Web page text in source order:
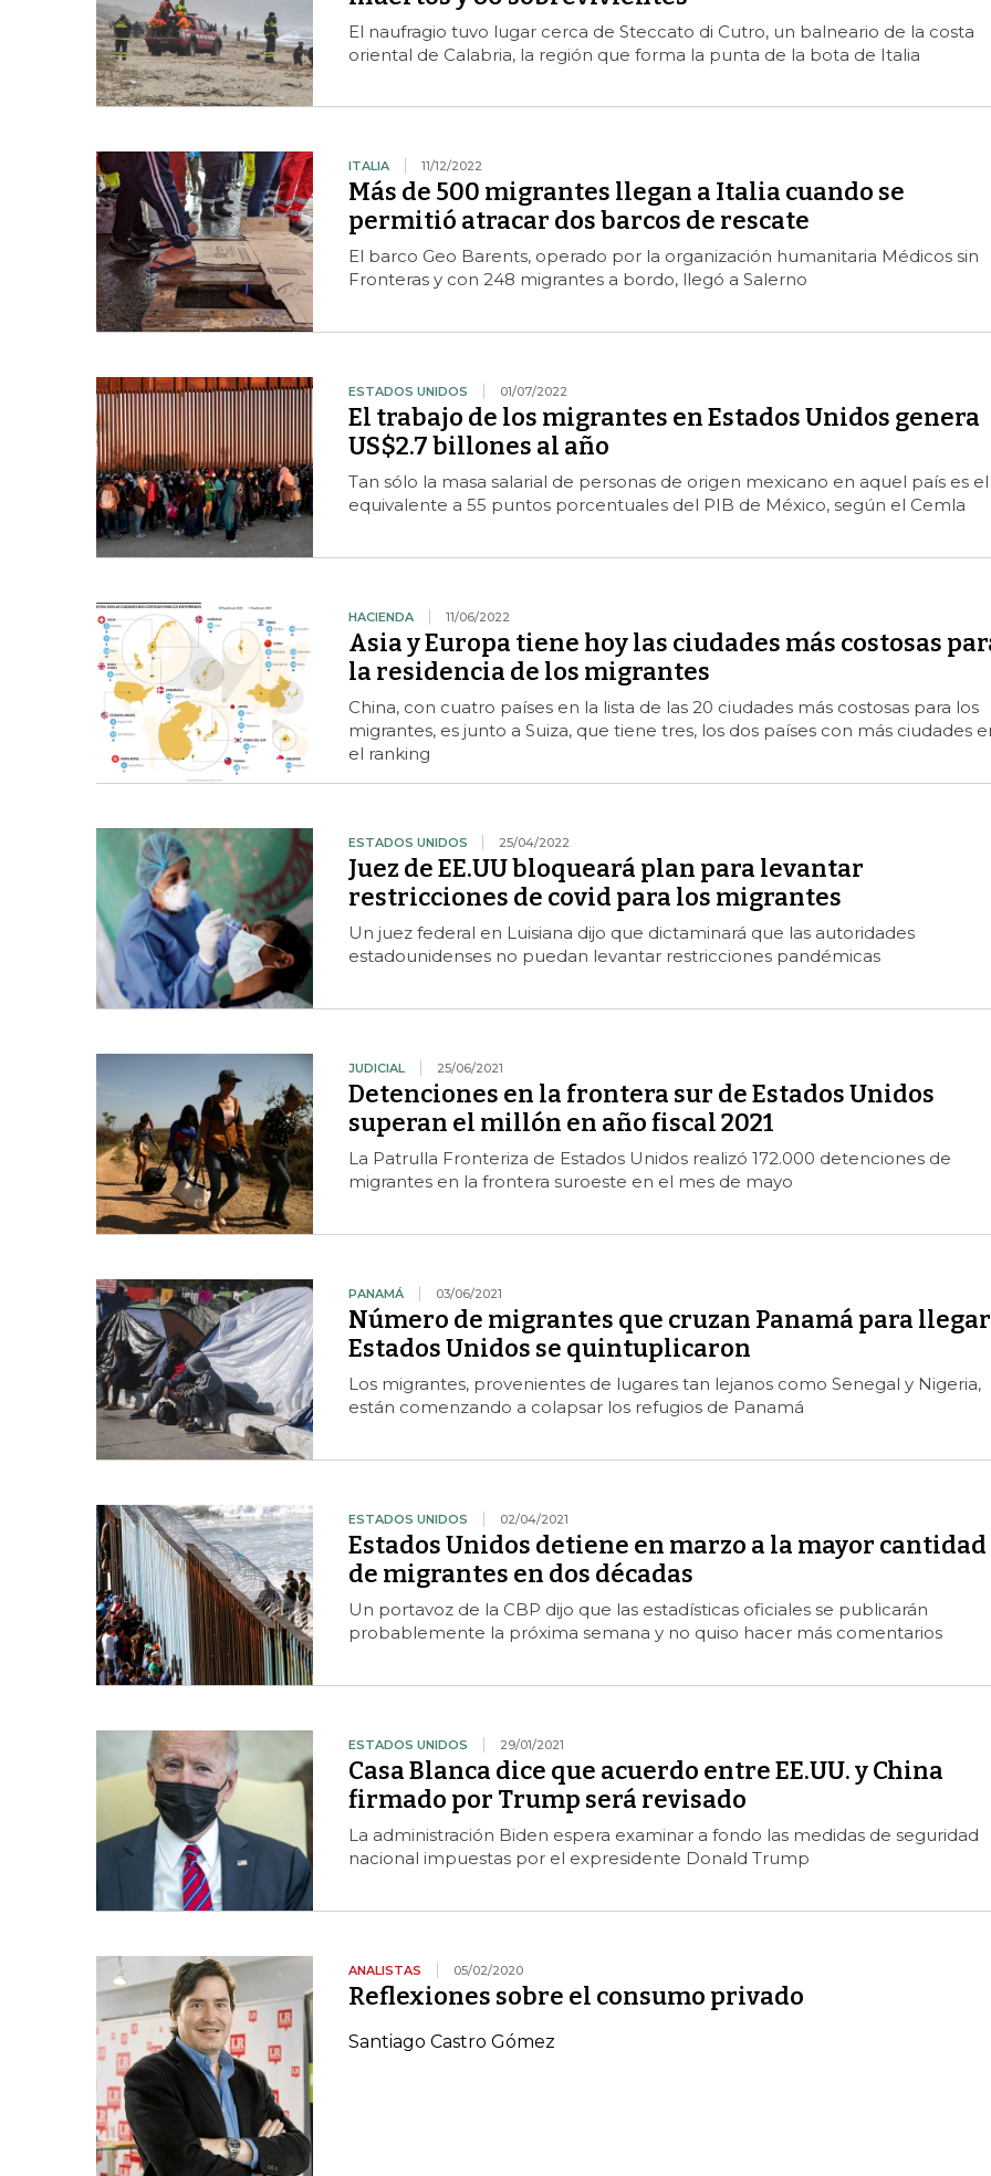
El naufragio tuvo lugar cerca de Steccato di Cutro, un balneario de la costa
oriental de Calabria, la región que forma la punta de la bota de Italia
ITALIA 11/12/2022
Más de 500 migrantes llegan a Italia cuando se
permitió atracar dos barcos de rescate
El barco Geo Barents, operado por la organización humanitaria Médicos sin
Fronteras y con 248 migrantes a bordo, llegó a Salerno
ESTADOS UNIDOS 01/07/2022
El trabajo de los migrantes en Estados Unidos genera
US$2.7 billones al año
Tan sólo la masa salarial de personas de origen mexicano en aquel país es el
equivalente a 55 puntos porcentuales del PIB de México, según el Cemla
HACIENDA 11/06/2022
Asia y Europa tiene hoy las ciudades más costosas
la residencia de los migrantes
China, con cuatro países en la lista de las 20 ciudades más costosas para los
migrantes, es junto a Suiza, que tiene tres, los dos países con más ciudades
el ranking
ESTADOS UNIDOS 25/04/2022
Juez de EE.UU bloqueará plan para levantar
restricciones de covid para los migrantes
Un juez federal en Luisiana dijo que dictaminará que las autoridades
estadounidenses no puedan levantar restricciones pandémicas
JUDICIAL 25/06/2021
Detenciones en la frontera sur de Estados Unidos
superan el millón en año fiscal 2021
La Patrulla Fronteriza de Estados Unidos realizó 172.000 detenciones de
migrantes en la frontera suroeste en el mes de mayo
PANAMÁ 03/06/2021
Número de migrantes que cruzan Panamá para
Estados Unidos se quintuplicaron
Los migrantes, provenientes de lugares tan lejanos como Senegal y Nigeria,
están comenzando a colapsar los refugios de Panamá
ESTADOS UNIDOS 02/04/2021
Estados Unidos detiene en marzo a la mayor cantidad
de migrantes en dos décadas
Un portavoz de la CBP dijo que las estadísticas oficiales se publicarán
probablemente la próxima semana y no quiso hacer más comentarios
ESTADOS UNIDOS 29/01/2021
Casa Blanca dice que acuerdo entre EE.UU. y China
firmado por Trump será revisado
La administración Biden espera examinar a fondo las medidas de seguridad
nacional impuestas por el expresidente Donald Trump
ANALISTAS 05/02/2020
Reflexiones sobre el consumo privado
Santiago Castro Gómez